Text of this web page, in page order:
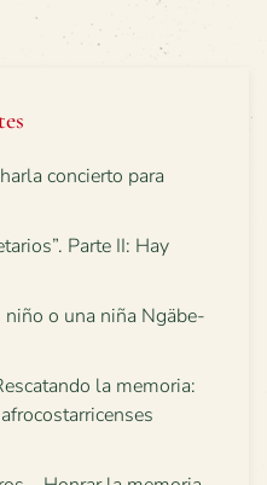
concierto para
Parte II: Hay
o una niña Ngäbe-
la memoria: